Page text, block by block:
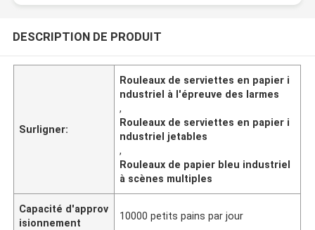
DESCRIPTION DE PRODUIT
Surligner:
Rouleaux de serviettes en papier i
ndustriel à l'épreuve des larmes
,
Rouleaux de serviettes en papier i
ndustriel jetables
,
Rouleaux de papier bleu industriel
à scènes multiples
Capacité d'approv
isionnement
10000 petits pains par jour